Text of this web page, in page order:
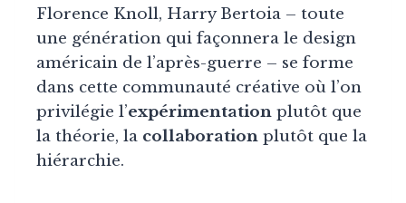
Florence Knoll, Harry Bertoia – toute
une génération qui façonnera le design
américain de l’après-guerre – se forme
dans cette communauté créative où l’on
privilégie l’expérimentation plutôt que
la théorie, la collaboration plutôt que la
hiérarchie.